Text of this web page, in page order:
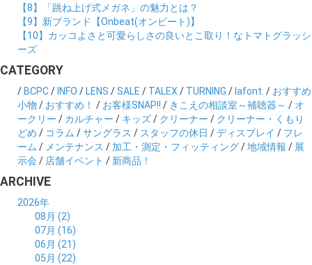
【8】「跳ね上げ式メガネ」の魅力とは？
【9】新ブランド【Onbeat(オンビート)】
【10】カッコよさと可愛らしさの良いとこ取り！なトマトグラッシ
ーズ
CATEGORY
/BCPC/INFO /LENS /SALE / TALEX / TURNING /lafont. / おすすめ
小物 / おすすめ！ / お客様SNAP!! / きこえの相談室～補聴器～ / オ
ークリー / カルチャー / キッズ/ クリーナー / クリーナー・くもり
どめ / コラム /サングラス / スタッフの休日 /ディスプレイ / フレ
ーム / メンテナンス / 加工・測定・フィッティング/地域情報 / 展
示会 / 店舗イベント / 新商品！
ARCHIVE
2026年
08月 (2)
07月 (16)
06月 (21)
05月 (22)